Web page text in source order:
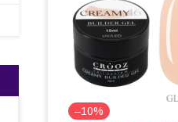
–10%